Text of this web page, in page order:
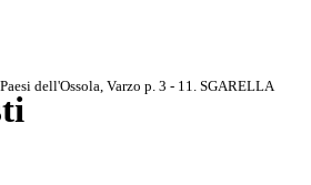
dell'Ossola, Varzo p. 3 - 11. SGARELLA